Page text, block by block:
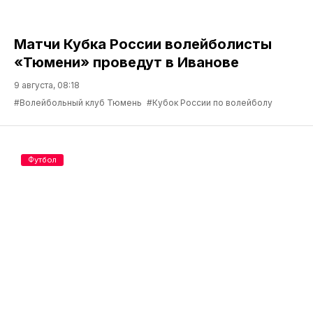
Матчи Кубка России волейболисты
«Тюмени» проведут в Иванове
9 августа, 08:18
#Волейбольный клуб Тюмень #Кубок России по волейболу
Футбол